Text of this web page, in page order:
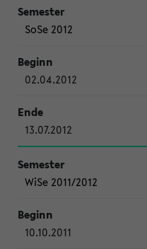
SoSe 2012
02.04.2012
13.07.2012
WiSe 2011/2012
10.10.2011